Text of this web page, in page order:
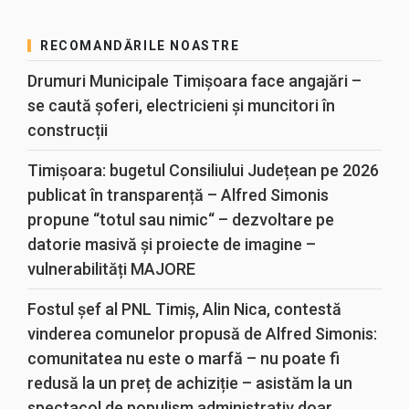
RECOMANDĂRILE NOASTRE
Drumuri Municipale Timișoara face angajări –
se caută șoferi, electricieni și muncitori în
construcții
Timișoara: bugetul Consiliului Județean pe 2026
publicat în transparență – Alfred Simonis
propune “totul sau nimic“ – dezvoltare pe
datorie masivă și proiecte de imagine –
vulnerabilități MAJORE
Fostul șef al PNL Timiș, Alin Nica, contestă
vinderea comunelor propusă de Alfred Simonis:
comunitatea nu este o marfă – nu poate fi
redusă la un preț de achiziție – asistăm la un